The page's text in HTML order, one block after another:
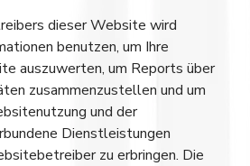
dieser Website wird
benutzen, um Ihre
auszuwerten, um Reports über
zusammenzustellen und um
und der
Dienstleistungen
zu erbringen. Die